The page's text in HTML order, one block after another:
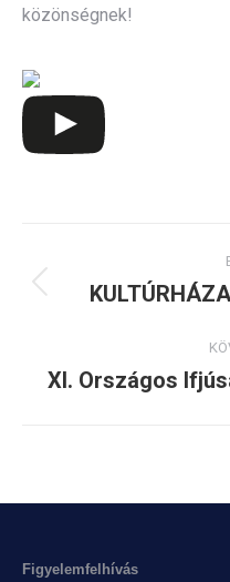
közönségnek!
navigation
XI. Országos
Figyelemfelhívás